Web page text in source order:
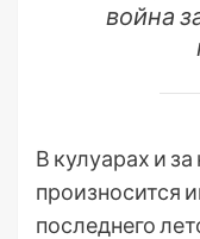
война
В кулуарах и
произносится
последнего